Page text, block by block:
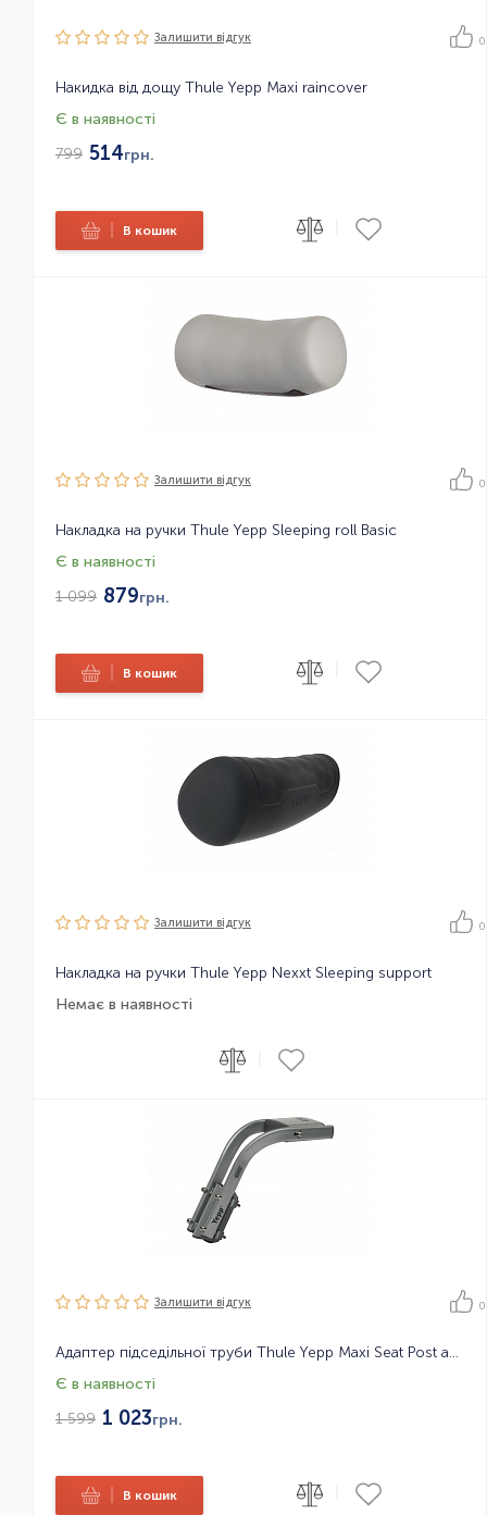
Залишити вiдгук 0
Накидка від дощу Thule Yepp Maxi raincover
Є в наявності
799 514грн.
В кошик
Залишити вiдгук 0
Накладка на ручки Thule Yepp Sleeping roll Basic
Є в наявності
1 099 879грн.
В кошик
Залишити вiдгук 0
Накладка на ручки Thule Yepp Nexxt Sleeping support
Немає в наявності
Залишити вiдгук 0
Адаптер підседільної труби Thule Yepp Maxi Seat Post adapter
Є в наявності
1 599 1 023грн.
В кошик